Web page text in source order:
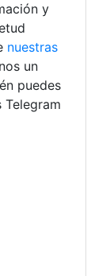
y
nuestras
un
puedes
Telegram